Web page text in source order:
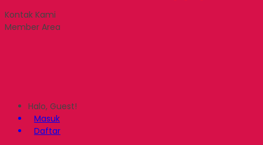
Kontak Kami
Member Area
Halo, Guest!
Masuk
Daftar